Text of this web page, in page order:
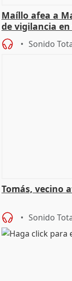
Maíllo afea a
de vigilancia
Sonido
Tomás, vecino
Sonido